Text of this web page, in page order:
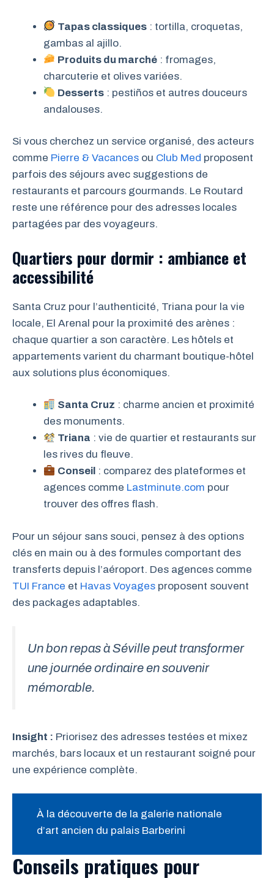
Tapas classiques : tortilla, croquetas,
gambas al ajillo.
Produits du marché : fromages,
charcuterie et olives variées.
Desserts : pestiños et autres douceurs
andalouses.
Si vous cherchez un service organisé, des acteurs
comme Pierre & Vacances ou Club Med proposent
parfois des séjours avec suggestions de
restaurants et parcours gourmands. Le Routard
reste une référence pour des adresses locales
partagées par des voyageurs.
Quartiers pour dormir : ambiance et
accessibilité
Santa Cruz pour l’authenticité, Triana pour la vie
locale, El Arenal pour la proximité des arènes :
chaque quartier a son caractère. Les hôtels et
appartements varient du charmant boutique-hôtel
aux solutions plus économiques.
Santa Cruz : charme ancien et proximité
des monuments.
Triana : vie de quartier et restaurants sur
les rives du fleuve.
Conseil : comparez des plateformes et
agences comme Lastminute.com pour
trouver des offres flash.
Pour un séjour sans souci, pensez à des options
clés en main ou à des formules comportant des
transferts depuis l’aéroport. Des agences comme
TUI France et Havas Voyages proposent souvent
des packages adaptables.
Un bon repas à Séville peut transformer
une journée ordinaire en souvenir
mémorable.
Insight : Priorisez des adresses testées et mixez
marchés, bars locaux et un restaurant soigné pour
une expérience complète.
À la découverte de la galerie nationale
d’art ancien du palais Barberini
Conseils pratiques pour